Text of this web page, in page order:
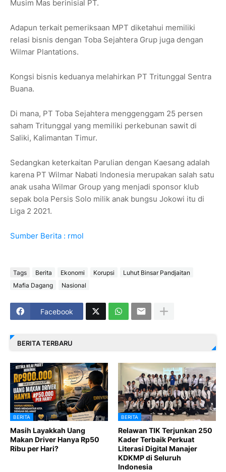
Musim Mas berinisial PT.
Adapun terkait pemeriksaan MPT diketahui memiliki
relasi bisnis dengan Toba Sejahtera Grup juga dengan
Wilmar Plantations.
Kongsi bisnis keduanya melahirkan PT Tritunggal Sentra
Buana.
Di mana, PT Toba Sejahtera menggenggam 25 persen
saham Tritunggal yang memiliki perkebunan sawit di
Saliki, Kalimantan Timur.
Sedangkan keterkaitan Parulian dengan Kaesang adalah
karena PT Wilmar Nabati Indonesia merupakan salah satu
anak usaha Wilmar Group yang menjadi sponsor klub
sepak bola Persis Solo milik anak bungsu Jokowi itu di
Liga 2 2021.
Sumber Berita : rmol
Tags Berita Ekonomi Korupsi
Luhut Binsar Pandjaitan
Mafia Dagang
Nasional
Facebook
BERITA TERBARU
BERITA
Masih Layakkah Uang
Makan Driver Hanya Rp50
Ribu per Hari?
BERITA
Relawan TIK Terjunkan 250
Kader Terbaik Perkuat
Literasi Digital Manajer
KDKMP di Seluruh
Indonesia